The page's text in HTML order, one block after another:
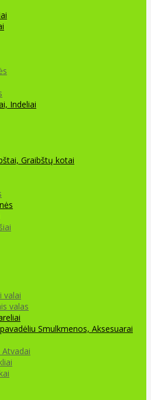
Indeliai
Graibštų kotai
valai
valas
Smulkmenos, Aksesuarai